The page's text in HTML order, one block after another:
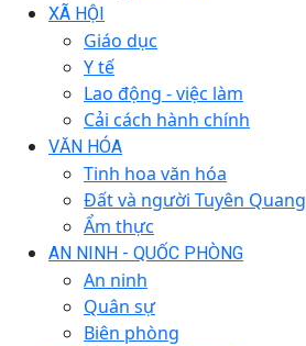
XÃ HỘI
Giáo dục
Y tế
Lao động - việc làm
Cải cách hành chính
VĂN HÓA
Tinh hoa văn hóa
Đất và người Tuyên Quang
Ẩm thực
AN NINH - QUỐC PHÒNG
An ninh
Quân sự
Biên phòng